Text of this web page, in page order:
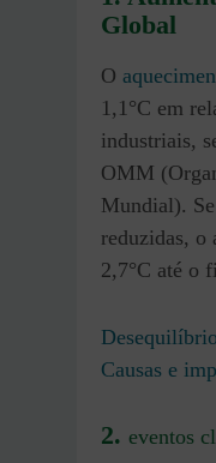
Global
O
1,1°C em
industriais,
OMM
Mundial).
reduzidas, o
2,7°C até o
Causas e
2. eventos